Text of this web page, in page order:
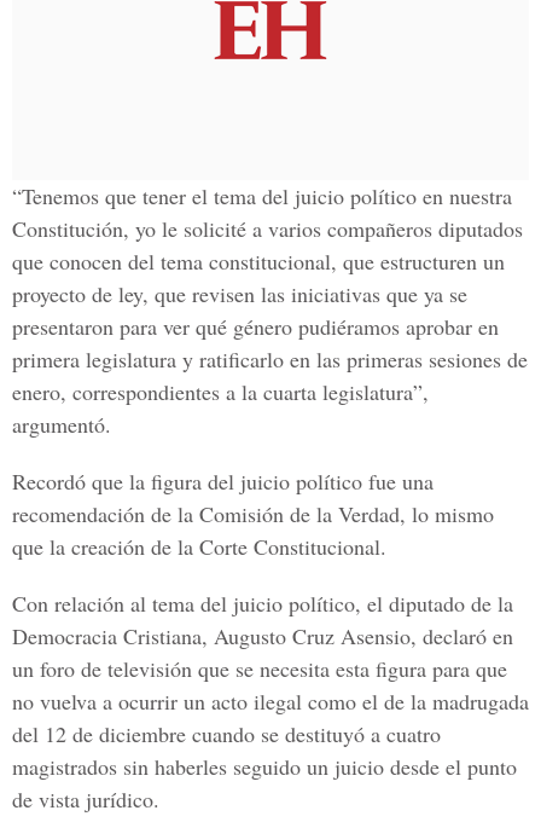
“Tenemos que tener el tema del juicio político en nuestra
Constitución, yo le solicité a varios compañeros diputados
que conocen del tema constitucional, que estructuren un
proyecto de ley, que revisen las iniciativas que ya se
presentaron para ver qué género pudiéramos aprobar en
primera legislatura y ratificarlo en las primeras sesiones de
enero, correspondientes a la cuarta legislatura”,
argumentó.
Recordó que la figura del juicio político fue una
recomendación de la Comisión de la Verdad, lo mismo
que la creación de la Corte Constitucional.
Con relación al tema del juicio político, el diputado de la
Democracia Cristiana, Augusto Cruz Asensio, declaró en
un foro de televisión que se necesita esta figura para que
no vuelva a ocurrir un acto ilegal como el de la madrugada
del 12 de diciembre cuando se destituyó a cuatro
magistrados sin haberles seguido un juicio desde el punto
de vista jurídico.